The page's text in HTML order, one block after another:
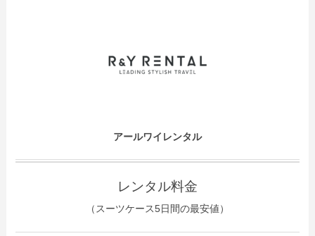
アールワイレンタル
レンタル料金
（スーツケース5日間の最安値）